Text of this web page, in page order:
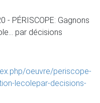
- PÉRISCOPE: Gagnons
par décisions
oeuvre/periscope-
lecolepar-decisions-